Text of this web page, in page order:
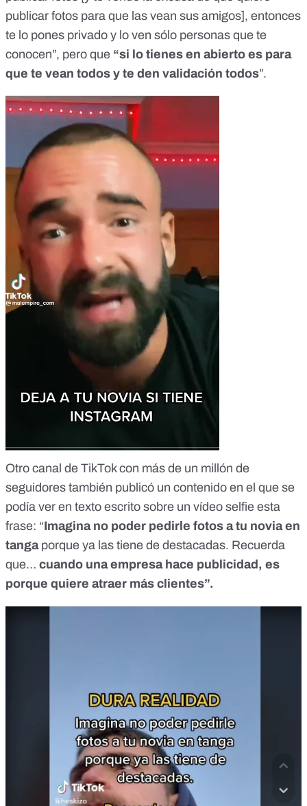
publicar fotos para que las vean sus amigos], entonces
te lo pones privado y lo ven sólo personas que te
conocen”, pero que “si lo tienes en abierto es para
que te vean todos y te den validación todos”.
Otro canal de TikTok con más de un millón de
seguidores también publicó un contenido en el que se
podía ver en texto escrito sobre un vídeo selfie esta
frase: “Imagina no poder pedirle fotos a tu novia en
tangaporque ya las tiene de destacadas. Recuerda
que… cuando una empresa hace publicidad, es
porque quiere atraer más clientes”.